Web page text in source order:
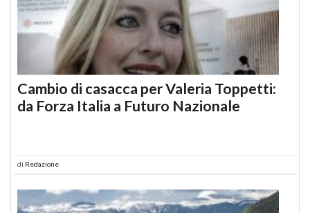
Cambio di casacca per Valeria Toppetti:
da Forza Italia a Futuro Nazionale
di Redazione